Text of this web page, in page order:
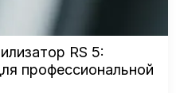
RS 5:
профессиональной